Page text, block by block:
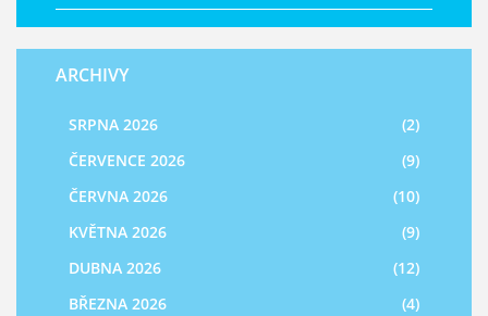
ARCHIVY
SRPNA 2026
(2)
ČERVENCE 2026
(9)
ČERVNA 2026
(10)
KVĚTNA 2026
(9)
DUBNA 2026
(12)
BŘEZNA 2026
(4)